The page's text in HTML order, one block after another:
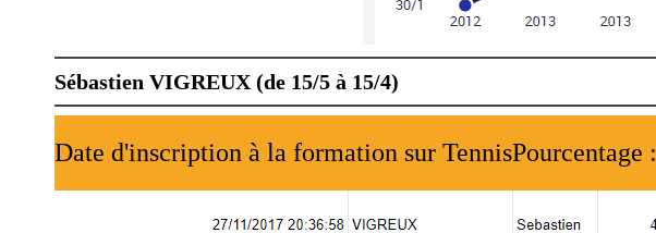
Sébastien VIGREUX (de 15/5 à 15/4)
Date d'inscription à la formation sur TennisPourcentage :